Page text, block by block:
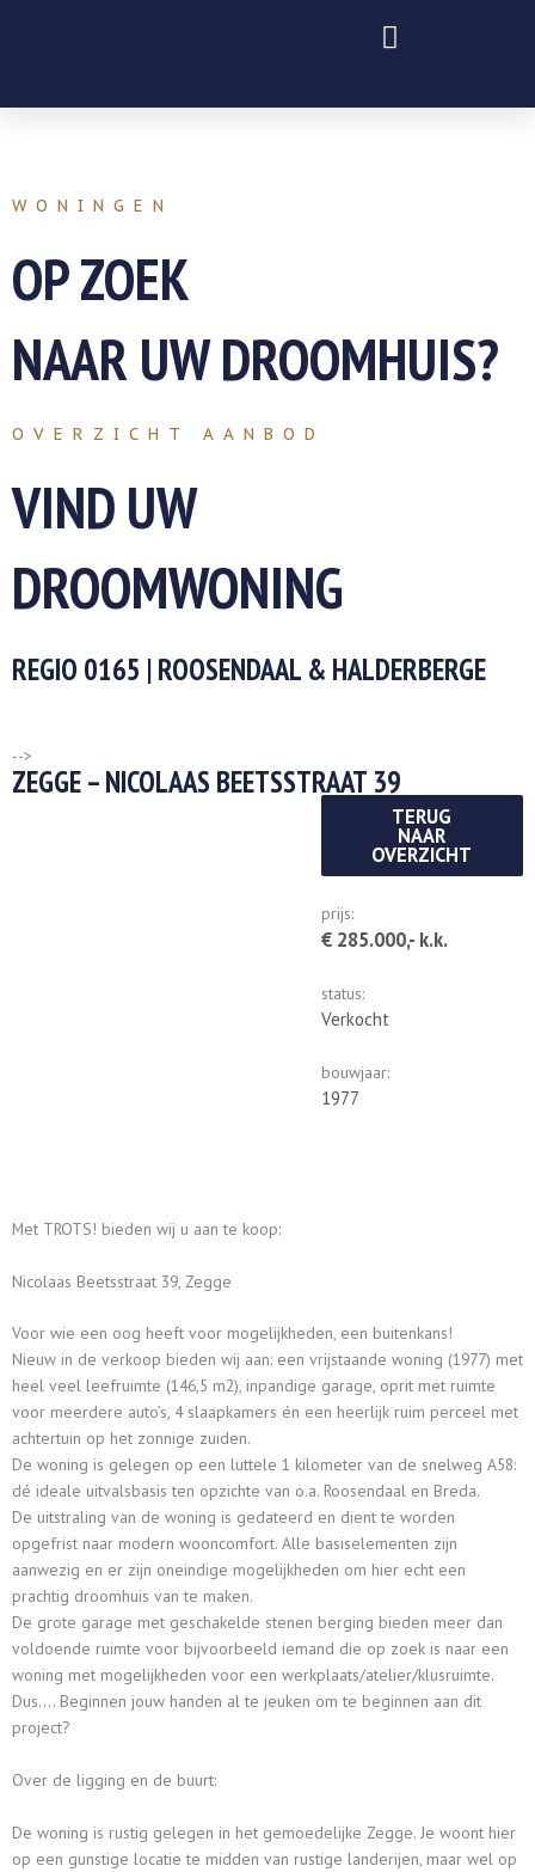
WONINGEN
OP ZOEK
NAAR UW DROOMHUIS?
OVERZICHT AANBOD
VIND UW
DROOMWONING
REGIO 0165 | ROOSENDAAL & HALDERBERGE
-->
ZEGGE – NICOLAAS BEETSSTRAAT 39
TERUG
NAAR
OVERZICHT
prijs:
€ 285.000,- k.k.
status:
Verkocht
bouwjaar:
1977
Met TROTS! bieden wij u aan te koop:
Nicolaas Beetsstraat 39, Zegge
Voor wie een oog heeft voor mogelijkheden, een buitenkans!
Nieuw in de verkoop bieden wij aan: een vrijstaande woning (1977) met
heel veel leefruimte (146,5 m2), inpandige garage, oprit met ruimte
voor meerdere auto’s, 4 slaapkamers én een heerlijk ruim perceel met
achtertuin op het zonnige zuiden.
De woning is gelegen op een luttele 1 kilometer van de snelweg A58:
dé ideale uitvalsbasis ten opzichte van o.a. Roosendaal en Breda.
De uitstraling van de woning is gedateerd en dient te worden
opgefrist naar modern wooncomfort. Alle basiselementen zijn
aanwezig en er zijn oneindige mogelijkheden om hier echt een
prachtig droomhuis van te maken.
De grote garage met geschakelde stenen berging bieden meer dan
voldoende ruimte voor bijvoorbeeld iemand die op zoek is naar een
woning met mogelijkheden voor een werkplaats/atelier/klusruimte.
Dus…. Beginnen jouw handen al te jeuken om te beginnen aan dit
project?
Over de ligging en de buurt:
De woning is rustig gelegen in het gemoedelijke Zegge. Je woont hier
op een gunstige locatie te midden van rustige landerijen, maar wel op